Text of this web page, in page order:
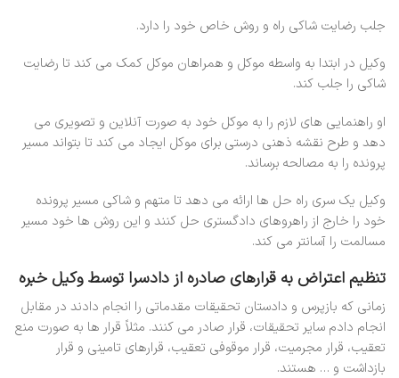
جلب رضایت شاکی راه و روش خاص خود را دارد.
وکیل در ابتدا به واسطه موکل و همراهان موکل کمک می کند تا رضایت
شاکی را جلب کند.
او راهنمایی های لازم را به موکل خود به صورت آنلاین و تصویری می
دهد و طرح نقشه ذهنی درستی برای موکل ایجاد می کند تا بتواند مسیر
پرونده را به مصالحه برساند.
وکیل یک سری راه حل ها ارائه می دهد تا متهم و شاکی مسیر پرونده
خود را خارج از راهروهای دادگستری حل کنند و این روش ها خود مسیر
مسالمت را آسانتر می کند.
تنظیم اعتراض به قرارهای صادره از دادسرا توسط وکیل خبره
زمانی که بازپرس و دادستان تحقیقات مقدماتی را انجام دادند در مقابل
انجام دادم سایر تحقیقات، قرار صادر می کنند. مثلاً قرار ها به صورت منع
تعقیب، قرار مجرمیت، قرار موقوفی تعقیب، قرارهای تامینی و قرار
بازداشت و … هستند.